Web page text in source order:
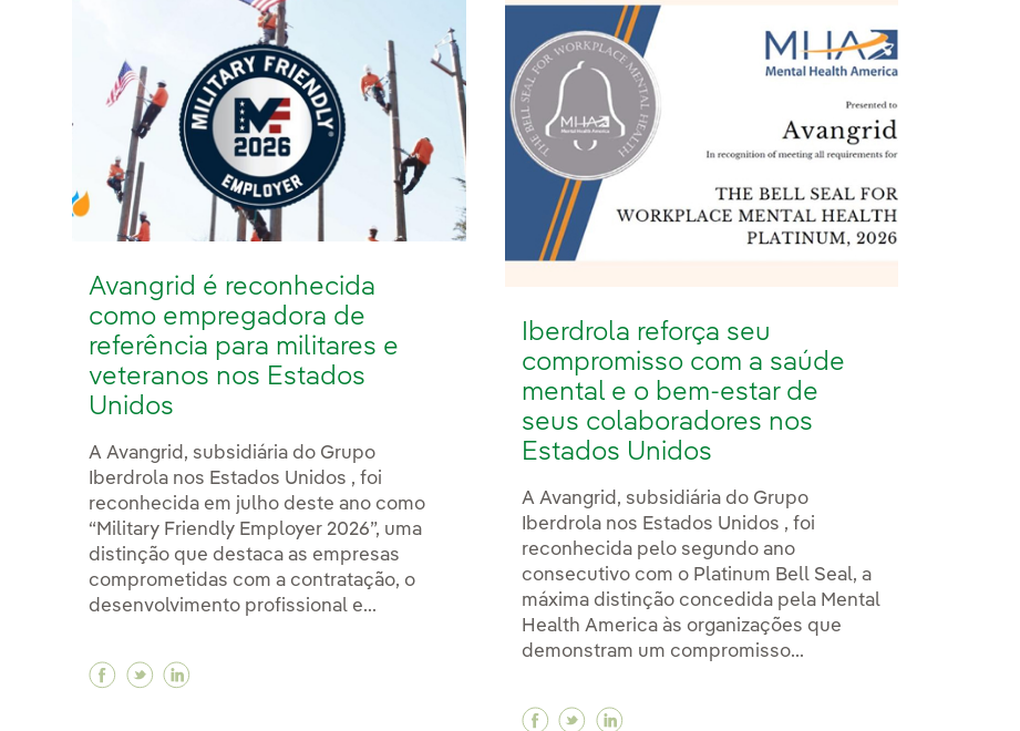
Avangrid é reconhecida
como empregadora de
referência para militares e
veteranos nos Estados
Unidos
A Avangrid, subsidiária do Grupo
Iberdrola nos Estados Unidos , foi
reconhecida em julho deste ano como
“Military Friendly Employer 2026”, uma
distinção que destaca as empresas
comprometidas com a contratação, o
desenvolvimento profissional e...
Facebook Avangrid é reconhecida como empregadora de referência para militares e veteranos
Twitter Avangrid é reconhecida como empregadora de referência para militares e veteranos
Iberdrola reforça seu
compromisso com a saúde
mental e o bem-estar de
seus colaboradores nos
Estados Unidos
A Avangrid, subsidiária do Grupo
Iberdrola nos Estados Unidos , foi
reconhecida pelo segundo ano
consecutivo com o Platinum Bell Seal, a
máxima distinção concedida pela Mental
Health America às organizações que
demonstram um compromisso...
Facebook Iberdrola reforça seu compromisso
Twitter Iberdrola reforça seu compromisso